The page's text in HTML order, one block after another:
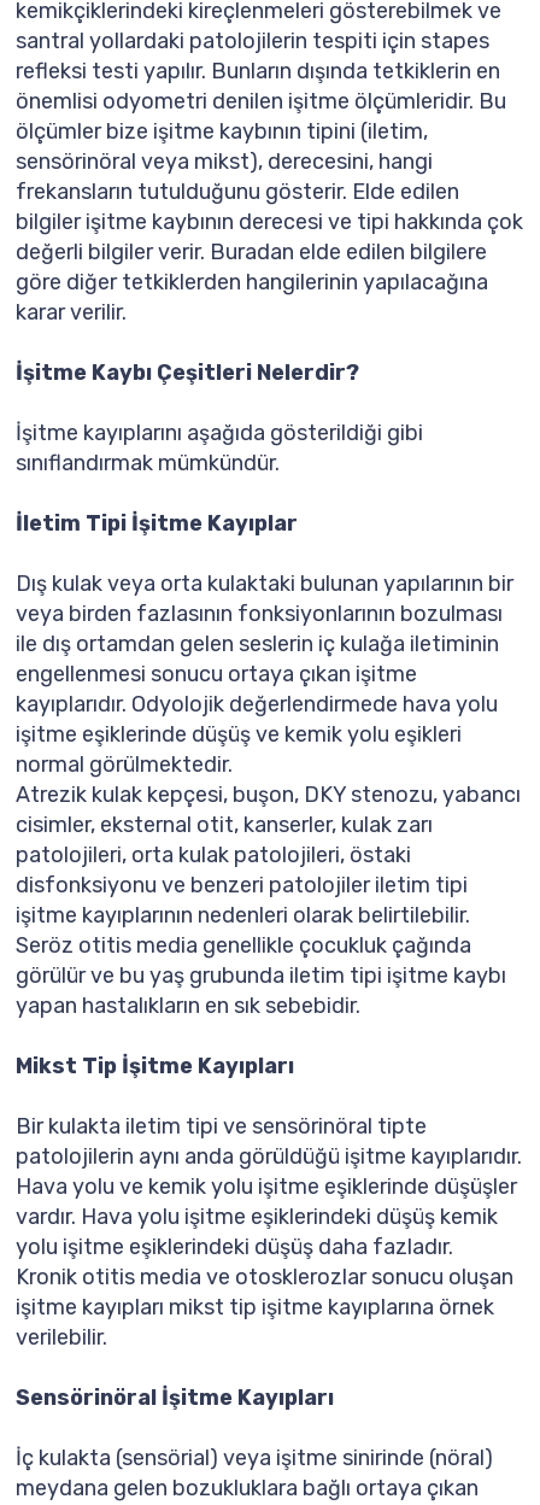
kemikçiklerindeki kireçlenmeleri gösterebilmek ve
santral yollardaki patolojilerin tespiti için stapes
refleksi testi yapılır. Bunların dışında tetkiklerin en
önemlisi odyometri denilen işitme ölçümleridir. Bu
ölçümler bize işitme kaybının tipini (iletim,
sensörinöral veya mikst), derecesini, hangi
frekansların tutulduğunu gösterir. Elde edilen
bilgiler işitme kaybının derecesi ve tipi hakkında çok
değerli bilgiler verir. Buradan elde edilen bilgilere
göre diğer tetkiklerden hangilerinin yapılacağına
karar verilir.
İşitme Kaybı Çeşitleri Nelerdir?
İşitme kayıplarını aşağıda gösterildiği gibi
sınıflandırmak mümkündür.
İletim Tipi İşitme Kayıplar
Dış kulak veya orta kulaktaki bulunan yapılarının bir
veya birden fazlasının fonksiyonlarının bozulması
ile dış ortamdan gelen seslerin iç kulağa iletiminin
engellenmesi sonucu ortaya çıkan işitme
kayıplarıdır. Odyolojik değerlendirmede hava yolu
işitme eşiklerinde düşüş ve kemik yolu eşikleri
normal görülmektedir.
Atrezik kulak kepçesi, buşon, DKY stenozu, yabancı
cisimler, eksternal otit, kanserler, kulak zarı
patolojileri, orta kulak patolojileri, östaki
disfonksiyonu ve benzeri patolojiler iletim tipi
işitme kayıplarının nedenleri olarak belirtilebilir.
Seröz otitis media genellikle çocukluk çağında
görülür ve bu yaş grubunda iletim tipi işitme kaybı
yapan hastalıkların en sık sebebidir.
Mikst Tip İşitme Kayıpları
Bir kulakta iletim tipi ve sensörinöral tipte
patolojilerin aynı anda görüldüğü işitme kayıplarıdır.
Hava yolu ve kemik yolu işitme eşiklerinde düşüşler
vardır. Hava yolu işitme eşiklerindeki düşüş kemik
yolu işitme eşiklerindeki düşüş daha fazladır.
Kronik otitis media ve otosklerozlar sonucu oluşan
işitme kayıpları mikst tip işitme kayıplarına örnek
verilebilir.
Sensörinöral İşitme Kayıpları
İç kulakta (sensörial) veya işitme sinirinde (nöral)
meydana gelen bozukluklara bağlı ortaya çıkan